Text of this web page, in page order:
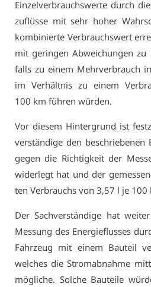
Ein­zel­ver­brauchs­wer­te durch
zu­flüs­se mit sehr ho­her
kom­bi­nier­te Ver­brauchs­wert
mit ge­rin­gen Ab­wei­chun­gen
falls zu ei­nem Mehr­ver­brauch
im Ver­hält­nis zu ei­nem
100 km füh­ren wür­den.
Vor die­sem Hin­ter­grund ist
ver­stän­di­ge den be­schrie­be­nen
ge­gen die Rich­tig­keit der
wi­der­legt hat und der
ten Ver­brauchs von 3,57 l je
Der Sach­ver­stän­di­ge hat
Mes­sung des En­er­gie­flus­ses
Fahr­zeug mit ei­nem Bau­teil
wel­ches die Strom­ab­nah­me
mög­li­che. Sol­che Bau­tei­le